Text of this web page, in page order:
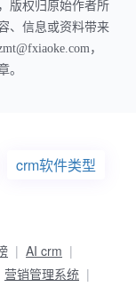
版权归原始作者所
、信息或资料带来
，
。
crm软件类型
AI crm
营销管理系统